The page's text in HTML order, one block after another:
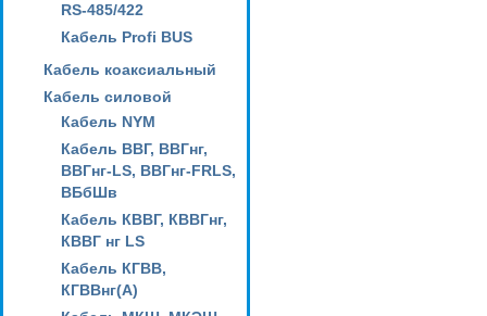
RS-485/422
Кабель Profi BUS
Кабель коаксиальный
Кабель силовой
Кабель NYM
Кабель ВВГ, ВВГнг,
ВВГнг-LS, ВВГнг-FRLS,
ВБбШв
Кабель КВВГ, КВВГнг,
КВВГ нг LS
Кабель КГВВ,
КГВВнг(А)